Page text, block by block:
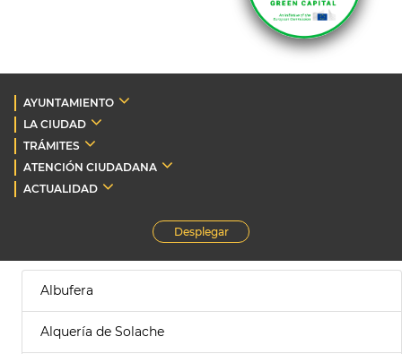
AYUNTAMIENTO
LA CIUDAD
TRÁMITES
ATENCIÓN CIUDADANA
ACTUALIDAD
Desplegar
Albufera
Alquería de Solache